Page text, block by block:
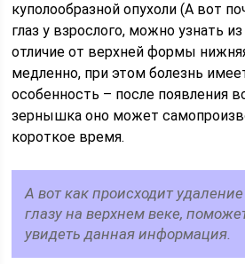
куполообразной опухоли (А вот
глаз у взрослого, можно узнать
отличие от верхней формы
медленно, при этом болезнь
особенность – после появления
зернышка оно может
короткое время.
А вот как происходит
глазу на верхнем веке,
увидеть данная информация.